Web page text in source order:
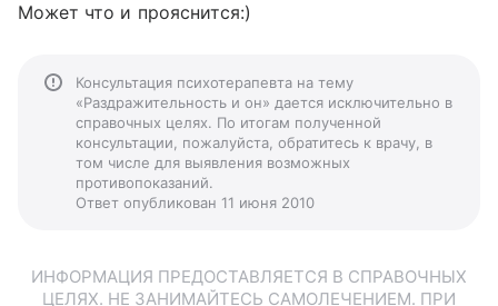
Может что и прояснится:)
Консультация психотерапевта на тему
«Раздражительность и он» дается исключительно в
справочных целях. По итогам полученной
консультации, пожалуйста, обратитесь к врачу, в
том числе для выявления возможных
противопоказаний.
Ответ опубликован 11 июня 2010
ИНФОРМАЦИЯ ПРЕДОСТАВЛЯЕТСЯ В СПРАВОЧНЫХ
ЦЕЛЯХ. НЕ ЗАНИМАЙТЕСЬ САМОЛЕЧЕНИЕМ. ПРИ